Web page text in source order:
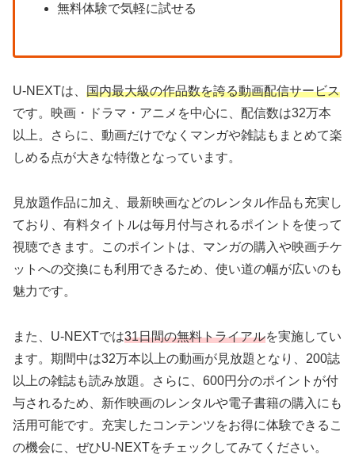
無料体験で気軽に試せる
U-NEXTは、 国内最大級の作品数を誇る動画配信サービス
です。映画・ドラマ・アニメを中心に、配信数は32万本
以上。さらに、動画だけでなくマンガや雑誌もまとめて楽
しめる点が大きな特徴となっています。
見放題作品に加え、最新映画などのレンタル作品も充実し
ており、有料タイトルは毎月付与されるポイントを使って
視聴できます。このポイントは、マンガの購入や映画チケ
ットへの交換にも利用できるため、使い道の幅が広いのも
魅力です。
また、U-NEXTでは31日間の無料トライアルを実施してい
ます。期間中は32万本以上の動画が見放題となり、200誌
以上の雑誌も読み放題。さらに、600円分のポイントが付
与されるため、新作映画のレンタルや電子書籍の購入にも
活用可能です。充実したコンテンツをお得に体験できるこ
の機会に、ぜひU-NEXTをチェックしてみてください。